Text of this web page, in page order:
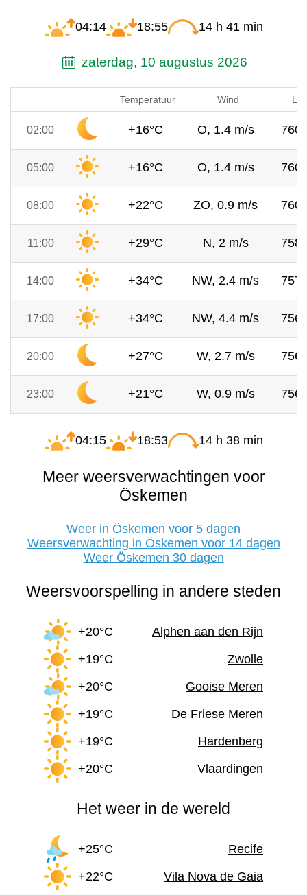
04:14 18:55 14 h 41 min
zaterdag, 10 augustus 2026
Temperatuur Wind
02:00 +16°C O, 1.4 m/s 760
05:00 +16°C O, 1.4 m/s 760
08:00 +22°C ZO, 0.9 m/s 760
11:00 +29°C N, 2 m/s 758
14:00 +34°C NW, 2.4 m/s 757
17:00 +34°C NW, 4.4 m/s 756
20:00 +27°C W, 2.7 m/s 756
23:00 +21°C W, 0.9 m/s 756
04:15 18:53 14 h 38 min
Meer weersverwachtingen voor
Öskemen
Weer in Öskemen voor 5 dagen
Weersverwachting in Öskemen voor 14 dagen
Weer Öskemen 30 dagen
Weersvoorspelling in andere steden
+20°C
Alphen aan den Rijn
+19°C
Zwolle
+20°C
Gooise Meren
+19°C
De Friese Meren
+19°C
Hardenberg
+20°C
Vlaardingen
Het weer in de wereld
+25°C
Recife
+22°C
Vila Nova de Gaia